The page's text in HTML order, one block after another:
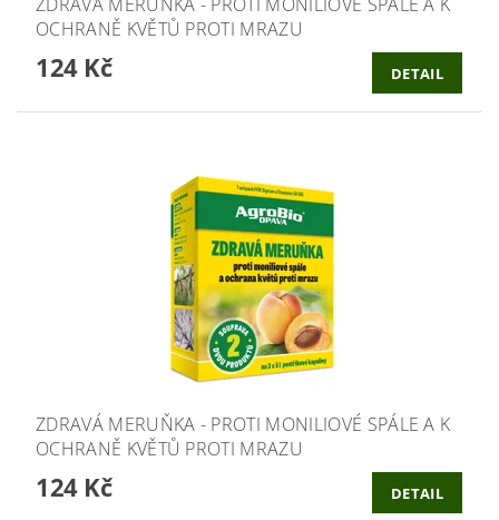
OCHRANĚ KVĚTŮ PROTI MRAZU
124 Kč DETAIL
ZDRAVÁ MERUŇKA - PROTI MONILIOVÉ SPÁLE A K
OCHRANĚ KVĚTŮ PROTI MRAZU
124 Kč DETAIL